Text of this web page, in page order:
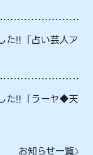
た!!「占い芸人ア
た!!「ラーヤ◆天
お知らせ一覧